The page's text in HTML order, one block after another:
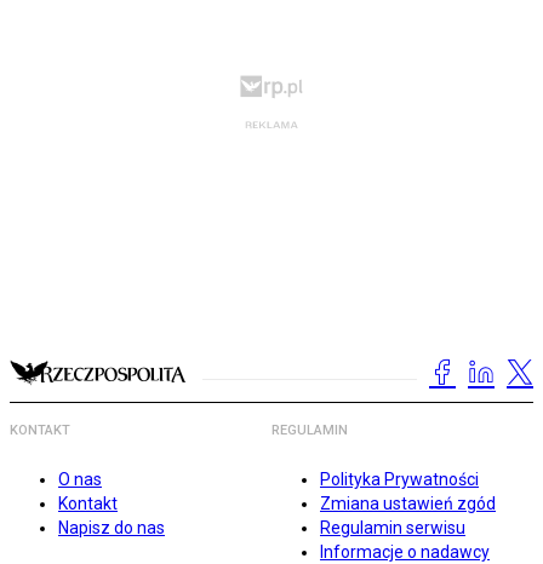
KONTAKT
O nas
Kontakt
Napisz do nas
REGULAMIN
Polityka Prywatności
Zmiana ustawień zgód
Regulamin serwisu
Informacje o nadawcy